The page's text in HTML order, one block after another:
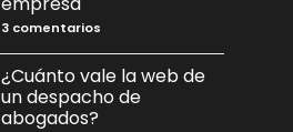
abogados
Una
historia
sobre
refugiados
en
Grecia
3 comentarios
despacho
de
abogados
como
¿Cuánto vale la web de
un despacho de
abogados?